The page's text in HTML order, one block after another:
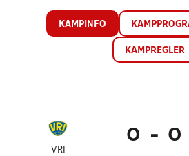
KAMPINFO
KAMPREGLER
VRI
0 - 0